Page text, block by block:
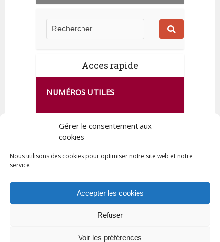
Gérer le consentement aux
cookies
Nous utilisons des cookies pour optimiser notre site web et notre
service.
Accepter les cookies
Refuser
Voir les préférences
Acces rapide
NUMÉROS UTILES
CA SE PASSE À FRANCE SERVICES
DE QUINGEY
Tous droits réservés © 2023 Commune de Quingey / Création -